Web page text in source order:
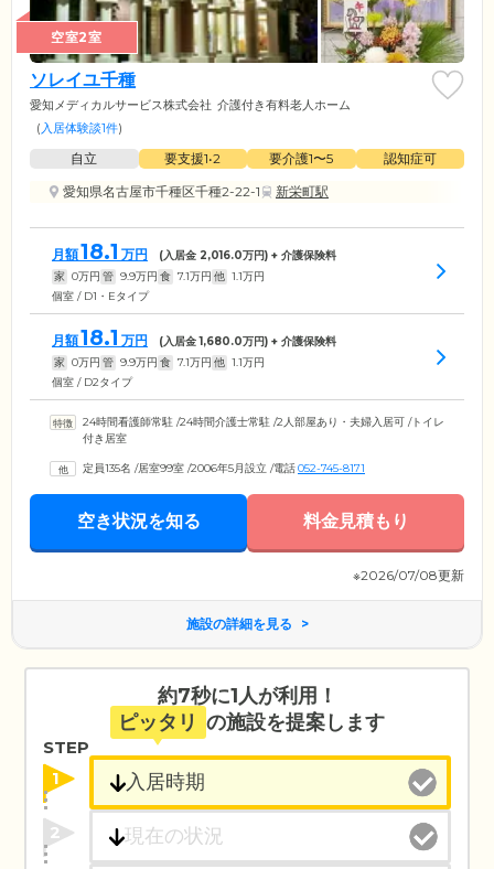
空室2室
ソレイユ千種
愛知メディカルサービス株式会社 介護付き有料老人ホーム
(入居体験談1件)
自立 要支援1•2 要介護1〜5
認知症可
愛知県名古屋市千種区千種2-22-1
新栄町駅
月額18.1 万円 (入居金 2,016.0万円) + 介護保険料
家 0万円 管 9.9万円 食 7.1万円 他 1.1万円
個室 / D1・Eタイプ
月額18.1 万円 (入居金1,680.0万円) + 介護保険料
家 0万円 管 9.9万円 食 7.1万円 他 1.1万円
個室 / D2タイプ
24時間看護師常駐 /24時間介護士常駐 /2人部屋あり・夫婦入居可 /トイレ
付き居室
定員135名 /居室99室 /2006年5月設立 /電話052-745-8171
空き状況を知る 料金見積もり
※2026/07/08更新
施設の詳細を見る
約7秒に1人が利用！
ピッタリ の施設を提案します
STEP
1
2